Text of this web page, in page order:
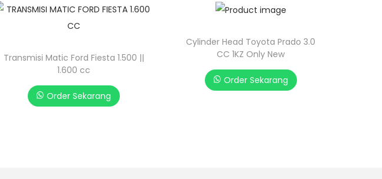
Transmisi Matic Ford Fiesta 1.500 ||
1.600 cc
Order Sekarang
Cylinder Head Toyota Prado 3.0
CC 1KZ Only New
Order Sekarang